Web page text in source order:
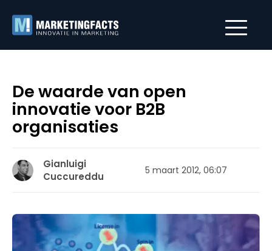
De waarde van open
innovatie voor B2B
organisaties
Gianluigi
Cuccureddu
5 maart 2012, 06:07